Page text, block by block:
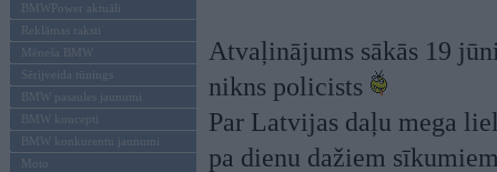
BMWPower aktuāli
Reklāmas raksti
Mēneša BMW
Sērijveida tūnings
BMW pasaules jaunumi
BMW koncepti
BMW konkurentu jaunumi
Moto
Atvaļinājums sākās 19
nikns policists
Par Latvijas daļu mega
pa dienu dažiem